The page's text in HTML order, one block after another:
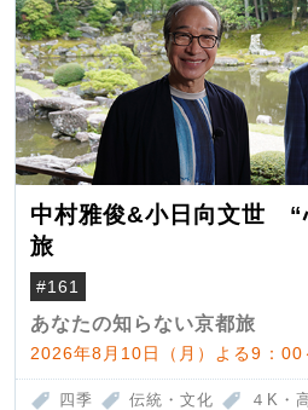
中村雅俊&小日向文世 “
旅
#161
あなたの知らない京都旅
2026年8月10日（月）よる9：00
四季 伝統・文化 ４K・